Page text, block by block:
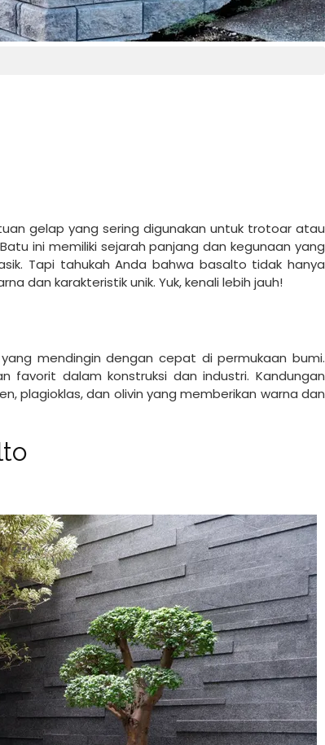
gelap yang sering digunakan untuk trotoar atau
ini memiliki sejarah panjang dan kegunaan yang
Tapi tahukah Anda bahwa basalto tidak hanya
dan karakteristik unik. Yuk, kenali lebih jauh!
mendingin dengan cepat di permukaan bumi.
favorit dalam konstruksi dan industri. Kandungan
plagioklas, dan olivin yang memberikan warna dan